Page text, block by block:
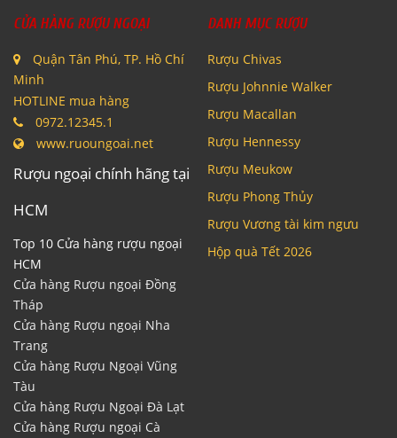
CỬA HÀNG RƯỢU NGOẠI
Quận Tân Phú, TP. Hồ Chí
Minh
HOTLINE mua hàng
0972.12345.1
www.ruoungoai.net
Rượu ngoại chính hãng tại
HCM
Top 10 Cửa hàng rượu ngoại
HCM
Cửa hàng Rượu ngoại Đồng
Tháp
Cửa hàng Rượu ngoại Nha
Trang
Cửa hàng Rượu Ngoại Vũng
Tàu
Cửa hàng Rượu Ngoại Đà Lạt
Cửa hàng Rượu ngoại Cà
DANH MỤC RƯỢU
Rượu Chivas
Rượu Johnnie Walker
Rượu Macallan
Rượu Hennessy
Rượu Meukow
Rượu Phong Thủy
Rượu Vương tài kim ngưu
Hộp quà Tết 2026